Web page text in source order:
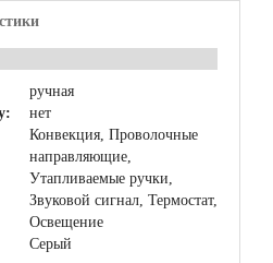
ручная
нет
Конвекция, Проволочные
направляющие,
Утапливаемые ручки,
Звуковой сигнал, Термостат,
Освещение
Серый